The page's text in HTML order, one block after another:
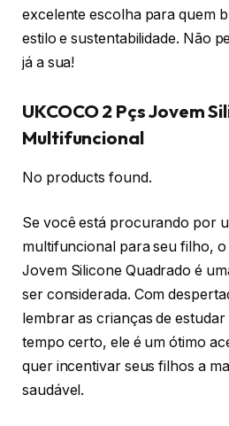
excelente escolha para quem
estilo e sustentabilidade. Não
já a sua!
UKCOCO 2 Pçs Jovem
Multifuncional
No products found.
Se você está procurando por
multifuncional para seu filho, o
Jovem Silicone Quadrado é
ser considerada. Com
lembrar as crianças de estudar
tempo certo, ele é um ótimo
quer incentivar seus filhos a
saudável.